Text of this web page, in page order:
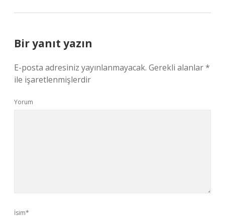
Bir yanıt yazın
E-posta adresiniz yayınlanmayacak. Gerekli alanlar*
ile işaretlenmişlerdir
Yorum
İsim*